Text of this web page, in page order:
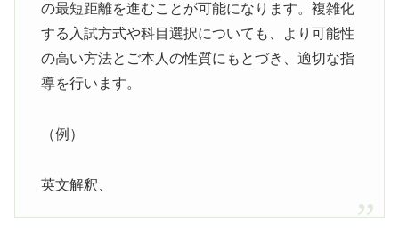
の最短距離を進むことが可能になります。複雑化
する入試方式や科目選択についても、より可能性
の高い方法とご本人の性質にもとづき、適切な指
導を行います。
（例）
英文解釈、